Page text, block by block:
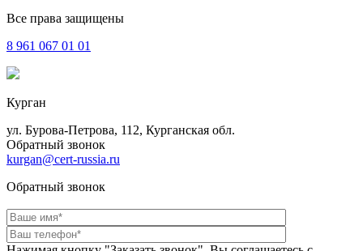
Все права защищены
8 961 067 01 01
Курган
ул. Бурова-Петрова, 112, Курганская обл.
Обратный звонок
kurgan@cert-russia.ru
Обратный звонок